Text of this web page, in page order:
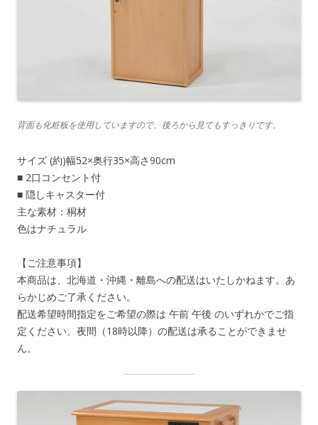
背面も化粧板を使用していますので、後ろから見てもすっきりです。
サイズ (約)幅52×奥行35×高さ90cm
■ 2口コンセント付
■ 隠しキャスター付
主な素材：桐材
色はナチュラル
【ご注意事項】
本商品は、北海道・沖縄・離島への配送はいたしかねます。あ
らかじめご了承ください。
配送希望時間指定をご希望の際は 午前 午後 のいずれかでご指
定ください。夜間（18時以降）の配送は承ることができませ
ん。